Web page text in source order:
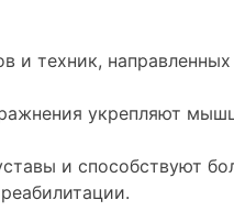
техник,
укрепляют
и способствуют